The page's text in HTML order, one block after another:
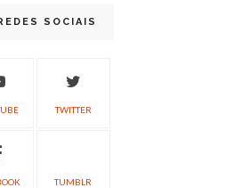
SOCIAIS
TWITTER
TUMBLR